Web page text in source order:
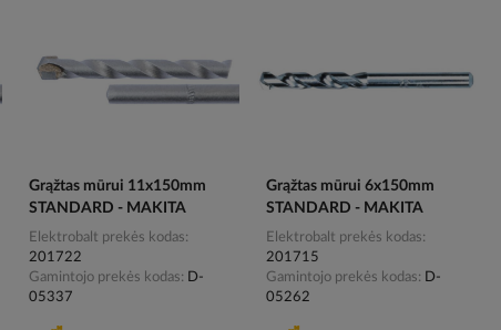
Grąžtas mūrui 11x150mm
STANDARD - MAKITA
Elektrobalt prekės kodas
201722
Gamintojo prekės kodas
D-
05337
Grąžtas mūrui 6x150mm
STANDARD - MAKITA
Elektrobalt prekės kodas
201715
Gamintojo prekės kodas
D-
05262